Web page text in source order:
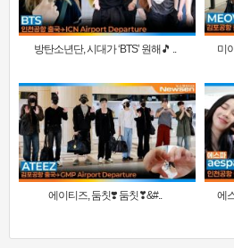
방탄소년단, 시대가 ‘BTS’ 원해🎵 ..
미
에이티즈, 둠칫❣️ 둠칫❣&#.. 에